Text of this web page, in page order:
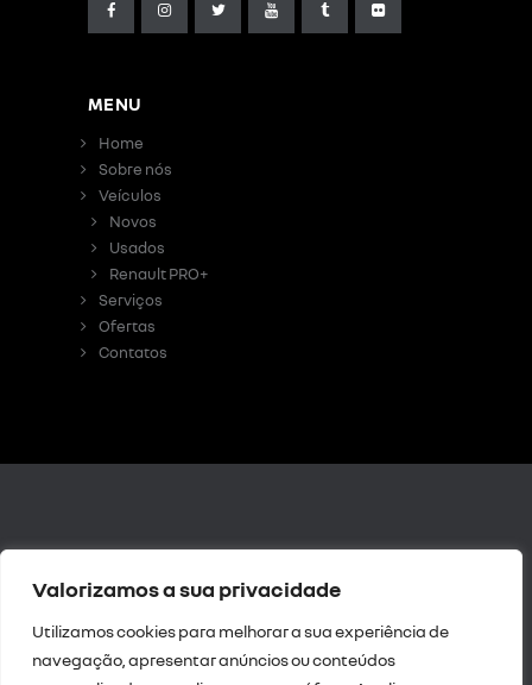
Valorizamos a sua privacidade
Utilizamos cookies para melhorar a sua experiência de
navegação, apresentar anúncios ou conteúdos
MENU
Home
Sobre nós
Veículos
Novos
Usados
Renault PRO+
Serviços
Ofertas
Contatos
Reclamações Digital|
Resolução de Litígios
privacidade